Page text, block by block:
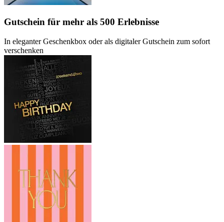
Gutschein für mehr als 500 Erlebnisse
In eleganter Geschenkbox oder als digitaler Gutschein zum sofort
verschenken